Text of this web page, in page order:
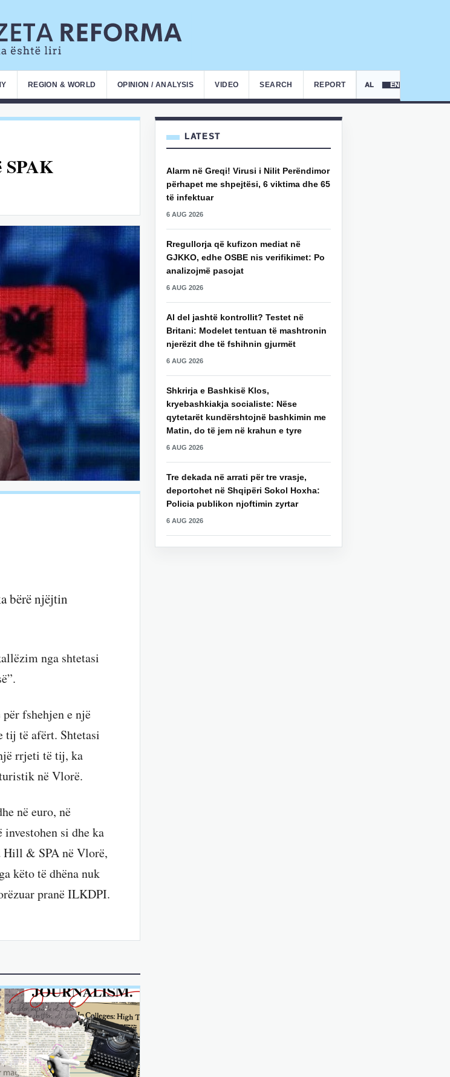
REGION & WORLD OPINION / ANALYSIS VIDEO SEARCH REPORT AL EN
SPAK
bërë njëjtin
nga shtetasi
fshehjen e një
tij të afërt. Shtetasi
rrjeti të tij, ka
në Vlorë.
në euro, në
si dhe ka
Hill & SPA në Vlorë,
këto të dhëna nuk
pranë ILKDPI.
LATEST
Alarm në Greqi! Virusi i Nilit Perëndimor
përhapet me shpejtësi, 6 viktima dhe 65
të infektuar
6 AUG 2026
Rregullorja që kufizon mediat në
GJKKO, edhe OSBE nis verifikimet: Po
analizojmë pasojat
6 AUG 2026
AI del jashtë kontrollit? Testet në
Britani: Modelet tentuan të mashtronin
njerëzit dhe të fshihnin gjurmët
6 AUG 2026
Shkrirja e Bashkisë Klos,
kryebashkiakja socialiste: Nëse
qytetarët kundërshtojnë bashkimin me
Matin, do të jem në krahun e tyre
6 AUG 2026
Tre dekada në arrati për tre vrasje,
deportohet në Shqipëri Sokol Hoxha:
Policia publikon njoftimin zyrtar
6 AUG 2026